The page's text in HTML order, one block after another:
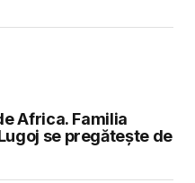
Africa. Familia
se pregătește de